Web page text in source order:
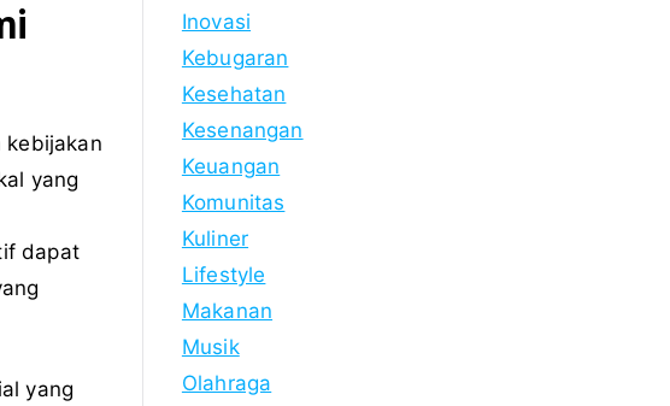
kebijakan
yang
dapat
yang
Inovasi
Kebugaran
Kesehatan
Kesenangan
Keuangan
Komunitas
Kuliner
Lifestyle
Makanan
Musik
Olahraga